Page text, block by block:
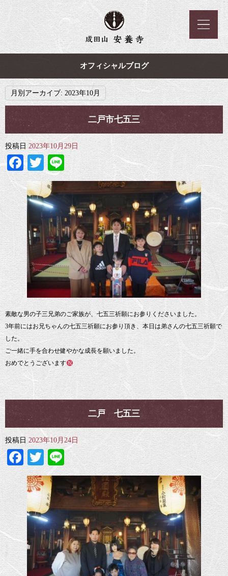
オフィシャルブログ
月別アーカイブ: 2023年10月
二戸市七五三
投稿日 2023年10月29日
Facebook
Twitter
Line
素敵な男の子三兄弟のご家族が、七五三祈願にお参りくださいました。
3年前にはお兄ちゃんの七五三祈願にお参り頂き、本日は弟さんの七五三祈願で
した。
ご一緒に手を合わせ健やかな成長を願いました。
おめでとうございます
二戸 七五三
投稿日 2023年10月24日
Facebook
Twitter
Line